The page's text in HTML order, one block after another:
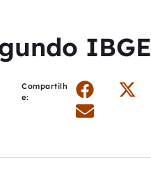
IBGE
Compartilh
e: